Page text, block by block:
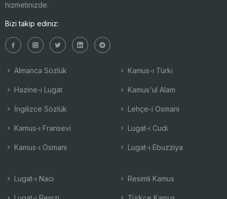
hizmetinizde.
Bizi takip ediniz:
Almanca Sözlük
Hazine-i Lugat
İngilizce Sözlük
Kamus-ı Fransevi
Kamus-ı Osmani
Kamus-ı Türki
Kamus'ul Alam
Lehçe-i Osmani
Lugat-ı Cudi
Lugat-ı Ebuzziya
Lugat-ı Naci Resimli Kamus